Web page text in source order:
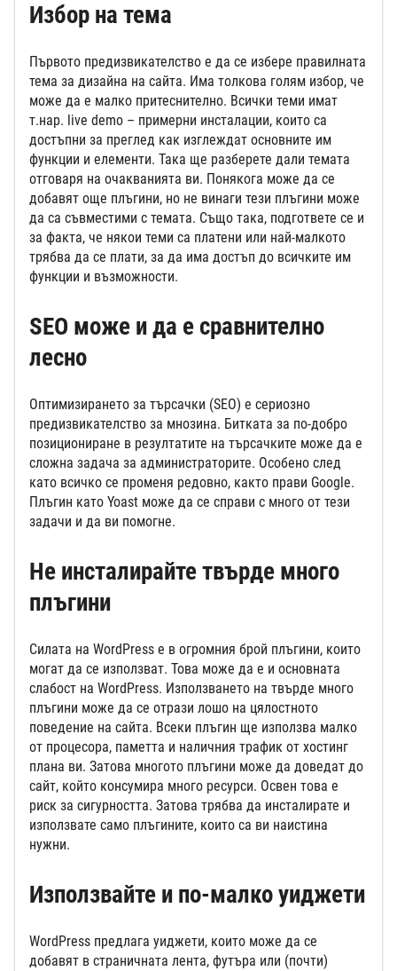
Избор на тема
Първото предизвикателство е да се избере правилната
тема за дизайна на сайта. Има толкова голям избор, че
може да е малко притеснително. Всички теми имат
т.нар. live demo – примерни инсталации, които са
достъпни за преглед как изглеждат основните им
функции и елементи. Така ще разберете дали темата
отговаря на очакванията ви. Понякога може да се
добавят още плъгини, но не винаги тези плъгини може
да са съвместими с темата. Също така, подгответе се и
за факта, че някои теми са платени или най-малкото
трябва да се плати, за да има достъп до всичките им
функции и възможности.
SEO може и да е сравнително
лесно
Оптимизирането за търсачки (SEO) е сериозно
предизвикателство за мнозина. Битката за по-добро
позициониране в резултатите на търсачките може да е
сложна задача за администраторите. Особено след
като всичко се променя редовно, както прави Google.
Плъгин като Yoast може да се справи с много от тези
задачи и да ви помогне.
Не инсталирайте твърде много
плъгини
Силата на WordPress е в огромния брой плъгини, които
могат да се използват. Това може да е и основната
слабост на WordPress. Използването на твърде много
плъгини може да се отрази лошо на цялостното
поведение на сайта. Всеки плъгин ще използва малко
от процесора, паметта и наличния трафик от хостинг
плана ви. Затова многото плъгини може да доведат до
сайт, който консумира много ресурси. Освен това е
риск за сигурността. Затова трябва да инсталирате и
използвате само плъгините, които са ви наистина
нужни.
Използвайте и по-малко уиджети
WordPress предлага уиджети, които може да се
добавят в страничната лента, футъра или (почти)